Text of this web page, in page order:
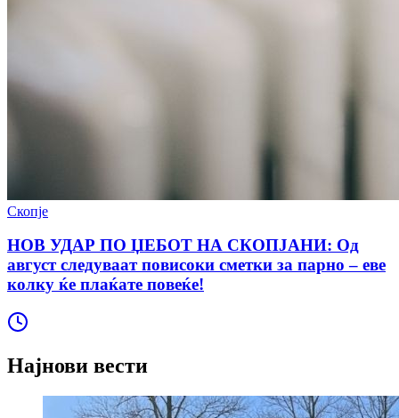
Скопје
НОВ УДАР ПО ЏЕБОТ НА СКОПЈАНИ: Од
август следуваат повисоки сметки за парно – еве
колку ќе плаќате повеќе!
Најнови вести